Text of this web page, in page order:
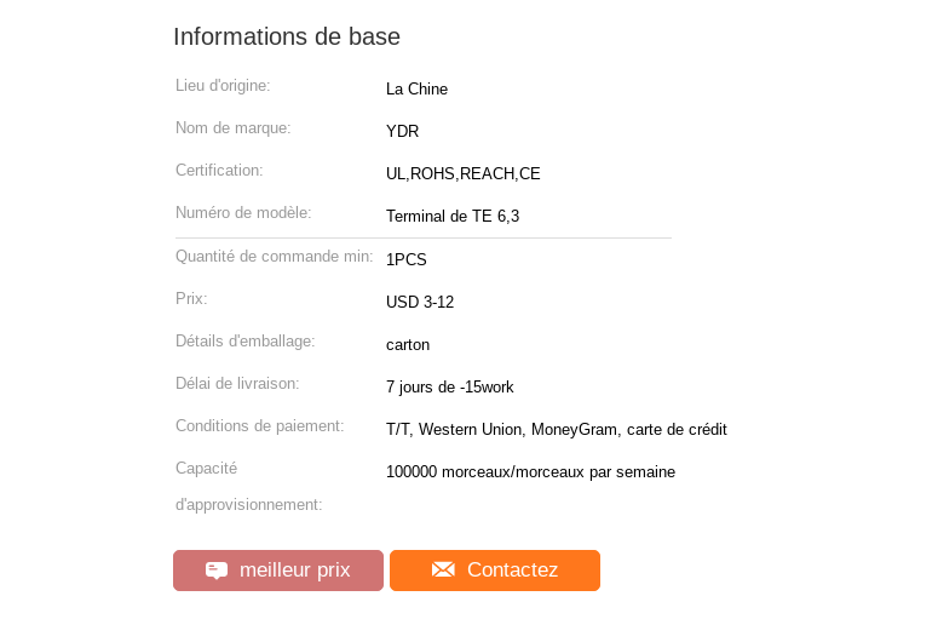
Informations de base
Lieu d'origine: La Chine
Nom de marque: YDR
Certification: UL,ROHS,REACH,CE
Numéro de modèle: Terminal de TE 6,3
Quantité de commande min: 1PCS
Prix: USD 3-12
Détails d'emballage: carton
Délai de livraison: 7 jours de -15work
Conditions de paiement: T/T, Western Union, MoneyGram, carte de crédit
Capacité
d'approvisionnement:
100000 morceaux/morceaux par semaine
meilleur prix Contactez